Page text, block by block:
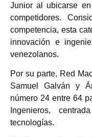
Junior al ubicarse
competidores.
competencia, esta
innovación e
venezolanos.
Por su parte, Red
Samuel Galván y
número 24 entre 64
Ingenieros,
tecnologías.